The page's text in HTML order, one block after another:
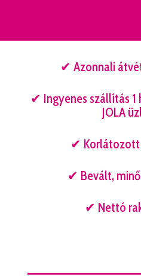
✔ Azonnali
✔ Ingyenes szállítás
JOLA
✔ Korlátozott
✔ Bevált,
✔ Nettó